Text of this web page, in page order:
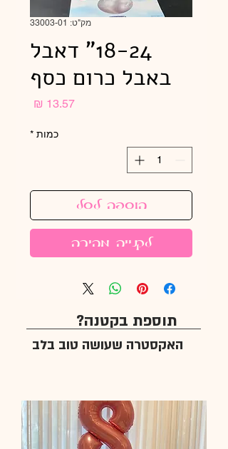
מק"ט: 33003-01
18-24" דאבל
באבל כרום כסף
כמות *
הוספה לסל
לקנייה מהירה
תוספת בקטנה?
האקסטרה שעושה טוב בלב